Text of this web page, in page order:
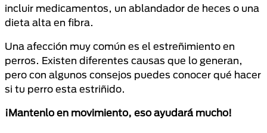
incluir medicamentos, un ablandador de heces o una
dieta alta en fibra.
Una afección muy común es el estreñimiento en
perros. Existen diferentes causas que lo generan,
pero con algunos consejos puedes conocer qué hacer
si tu perro esta estriñido.
¡Mantenlo en movimiento, eso ayudará mucho!